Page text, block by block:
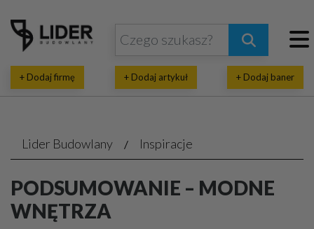
+ Dodaj firmę + Dodaj artykuł + Dodaj baner
Lider Budowlany Inspiracje
PODSUMOWANIE – MODNE
WNĘTRZA